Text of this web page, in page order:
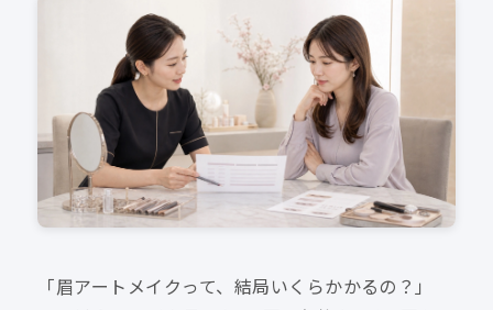
「眉アートメイクって、結局いくらかかるの？」